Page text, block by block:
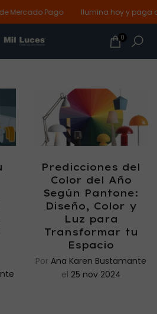
Mercado Pago Ilumina hoy y paga
0
Predicciones del
Color del Año
Según Pantone:
Diseño, Color y
Luz para
Transformar tu
Espacio
Por Ana Karen Bustamante
el 25 nov 2024